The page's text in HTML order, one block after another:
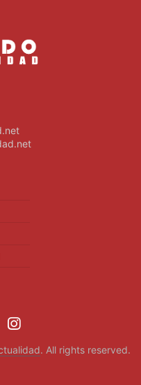
. All rights reserved.